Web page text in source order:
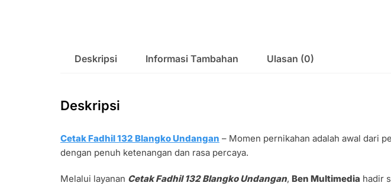
Deskripsi Informasi Tambahan Ulasan (0)
Deskripsi
Cetak Fadhil 132 Blangko Undangan – Momen pernikahan adalah awal dari
dengan penuh ketenangan dan rasa percaya.
Melalui layanan Cetak Fadhil 132 Blangko Undangan, Ben Multimedia hadir